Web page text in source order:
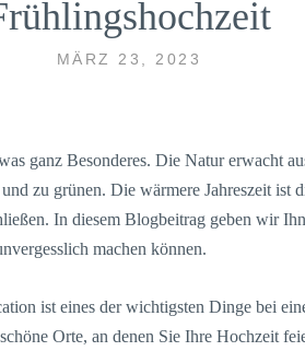
MÄRZ 23, 2023
ganz Besonderes. Die Natur erwacht
zu grünen. Die wärmere Jahreszeit ist
In diesem Blogbeitrag geben wir
machen können.
ist eines der wichtigsten Dinge bei
Orte, an denen Sie Ihre Hochzeit